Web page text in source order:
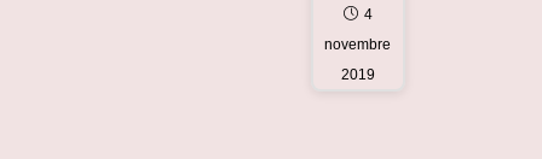
4
novembre
2019